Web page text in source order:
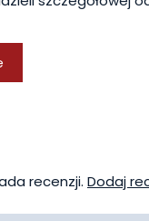
recenzji. Dodaj